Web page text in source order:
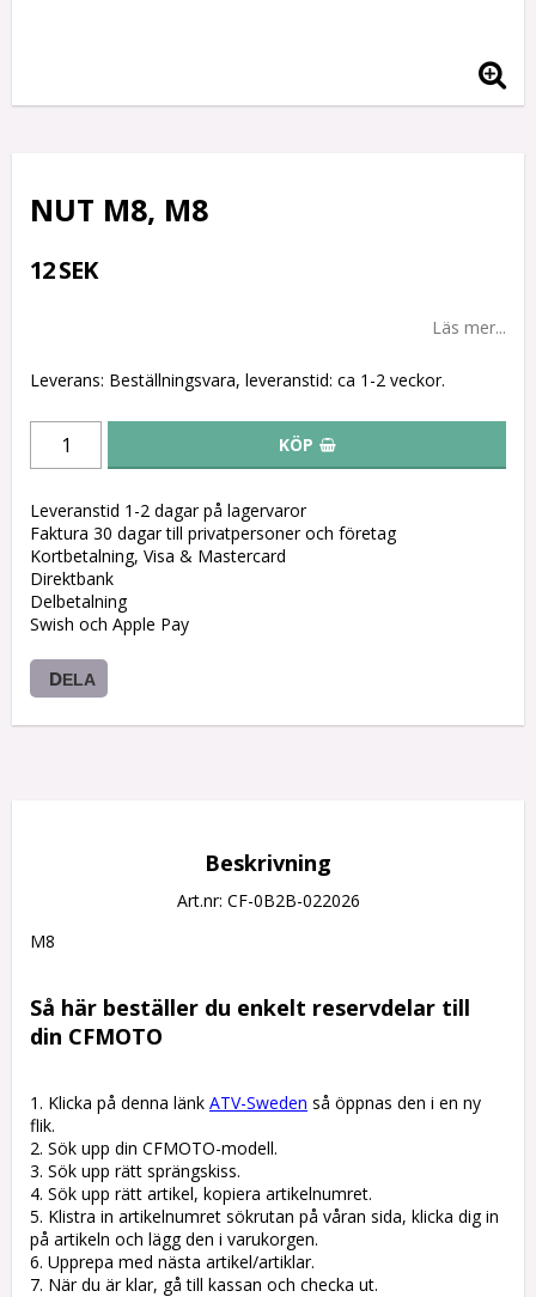
NUT M8, M8
12 SEK
Läs mer...
Leverans: Beställningsvara, leveranstid: ca 1-2 veckor.
KÖP
Leveranstid 1-2 dagar på lagervaror
Faktura 30 dagar till privatpersoner och företag
Kortbetalning, Visa & Mastercard
Direktbank
Delbetalning
Swish och Apple Pay
DELA
Beskrivning
Art.nr: CF-0B2B-022026
M8
Så här beställer du enkelt reservdelar till
din CFMOTO
1. Klicka på denna länk ATV-Sweden så öppnas den i en ny
flik.
2. Sök upp din CFMOTO-modell.
3. Sök upp rätt sprängskiss.
4. Sök upp rätt artikel, kopiera artikelnumret.
5. Klistra in artikelnumret sökrutan på våran sida, klicka dig in
på artikeln och lägg den i varukorgen.
6. Upprepa med nästa artikel/artiklar.
7. När du är klar, gå till kassan och checka ut.